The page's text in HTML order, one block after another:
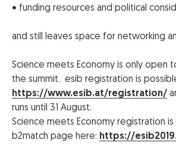
• funding resources and political
and still leaves space for networking
Science meets Economy is only open
the summit. esib registration is
https://www.esib.at/registration/
runs until 31 August.
Science meets Economy registration
b2match page here: https://